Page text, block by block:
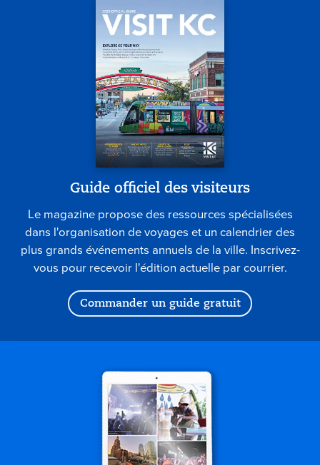
Guide officiel des visiteurs
Le magazine propose des ressources spécialisées
dans l'organisation de voyages et un calendrier des
plus grands événements annuels de la ville. Inscrivez-
vous pour recevoir l'édition actuelle par courrier.
Commander un guide gratuit